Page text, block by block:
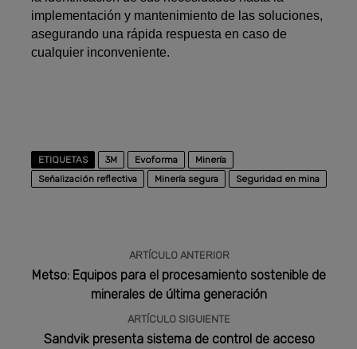
implementación y mantenimiento de las soluciones,
asegurando una rápida respuesta en caso de
cualquier inconveniente.
ETIQUETAS 3M Evoforma
Minería
Señalización reflectiva
Minería segura Seguridad en mina
ARTÍCULO ANTERIOR
Metso: Equipos para el procesamiento sostenible de
minerales de última generación
ARTÍCULO SIGUIENTE
Sandvik presenta sistema de control de acceso